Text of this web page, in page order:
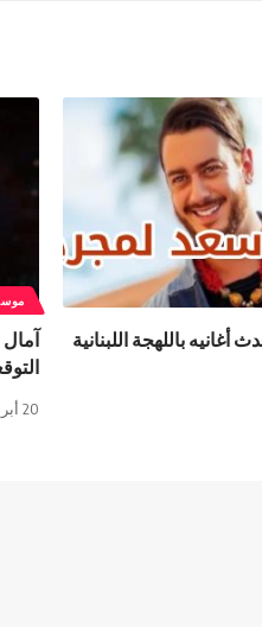
باللهجة اللبنانية
20 أبريل، 2024